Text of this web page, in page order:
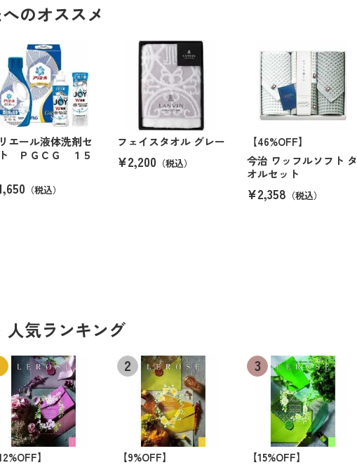
のオススメ
エール液体洗剤セ
ＰＧＣＧ １５
（税込）
フェイスタオル グレー
¥2,200 （税込）
【46%OFF】
今治 ワッフルソフト タ
オルセット
¥2,358 （税込）
人気ランキング
】
【9%OFF】
【15%OFF】